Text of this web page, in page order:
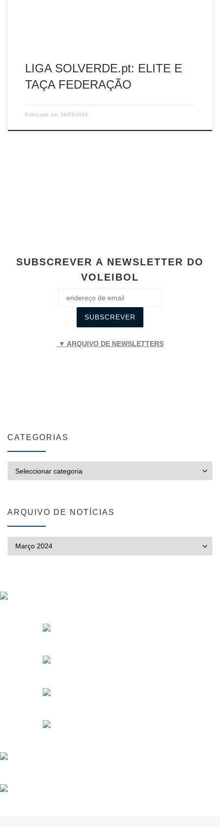
LIGA SOLVERDE.pt: ELITE E
TAÇA FEDERAÇÃO
Publicado em 19/03/2024
SUBSCREVER A NEWSLETTER DO
VOLEIBOL
▼ ARQUIVO DE NEWSLETTERS
CATEGORIAS
ARQUIVO DE NOTÍCIAS